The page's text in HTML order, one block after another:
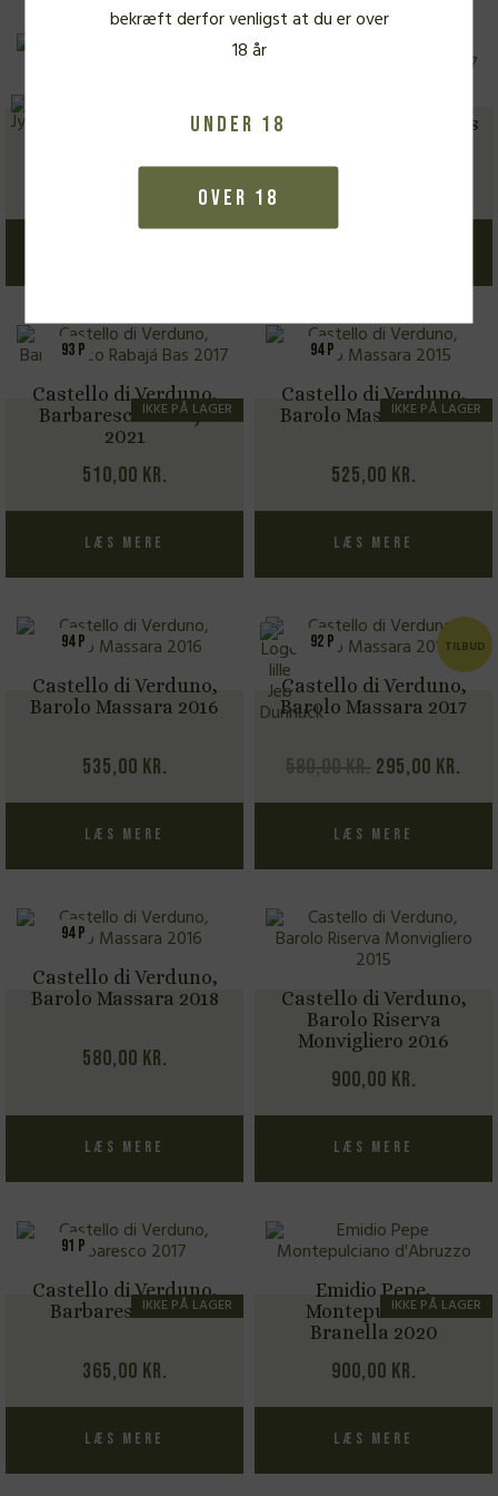
IKKE PÅ LAGER
TILBUD
Barbaresco Rabajá Bas
93 P
IKKE PÅ LAGER
Castello di Verduno,
Barbaresco Rabajá
2021
510,00 kr.
Læs mere
94 P
IKKE PÅ LAGER
Castello di Verduno,
Barolo Massara 2015
525,00 kr.
Læs mere
94 P
Castello di Verduno,
Barolo Massara 2016
535,00 kr.
Læs mere
92 P TILBUD
Castello di Verduno,
Barolo Massara 2017
580,00kr. Den
var:
580,00 kr..
295,00 kr.
Læs mere
94 P
Castello di Verduno,
Barolo Massara 2018
580,00 kr.
Læs mere
Castello di Verduno,
Barolo Riserva
Monvigliero 2016
900,00 kr.
Læs mere
91 P
IKKE PÅ LAGER
Castello di Verduno,
Barbaresco 2021
365,00 kr.
Læs mere
IKKE PÅ LAGER
Emidio Pepe,
Montepulciano
Branella 2020
900,00 kr.
Læs mere
bekræft derfor venligst at du er over
18 år
Under 18
Over 18